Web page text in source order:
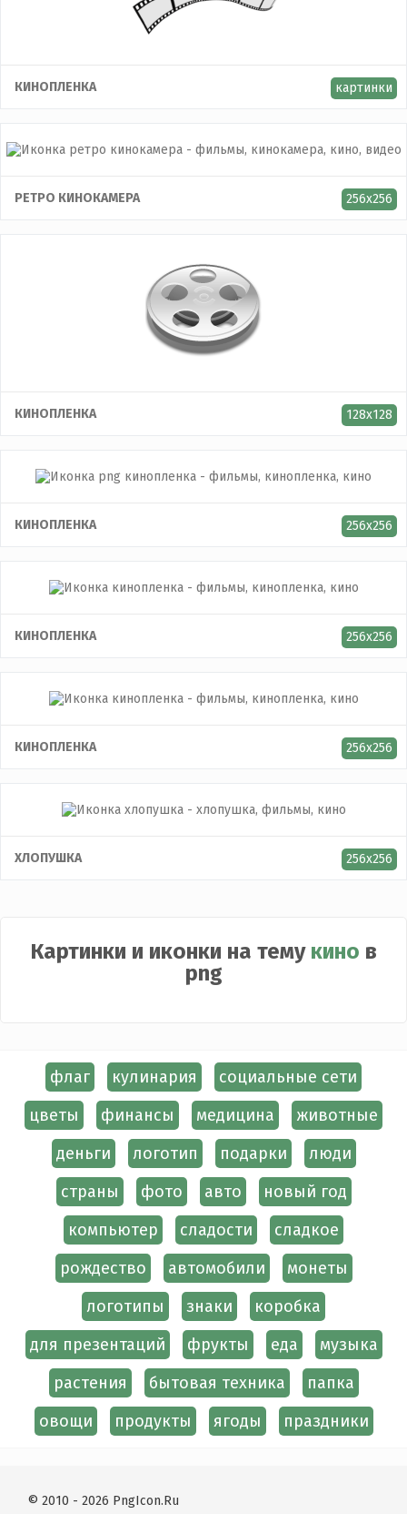
КИНОПЛЕНКА картинки
РЕТРО КИНОКАМЕРА 256x256
КИНОПЛЕНКА 128x128
КИНОПЛЕНКА 256x256
КИНОПЛЕНКА 256x256
КИНОПЛЕНКА 256x256
ХЛОПУШКА 256x256
Картинки и иконки на тему кино в
png
флаг кулинария
социальные сети
цветы
финансы медицина
животные
деньги
логотип подарки
люди
страны
фото авто
новый год
компьютер
сладости
сладкое
рождество
автомобили
монеты
логотипы
знаки
коробка
для презентаций
фрукты еда
музыка
растения
бытовая техника
папка
овощи
продукты ягоды праздники
© 2010 - 2026 PngIcon.Ru